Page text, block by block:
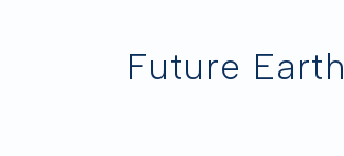
Future Earth